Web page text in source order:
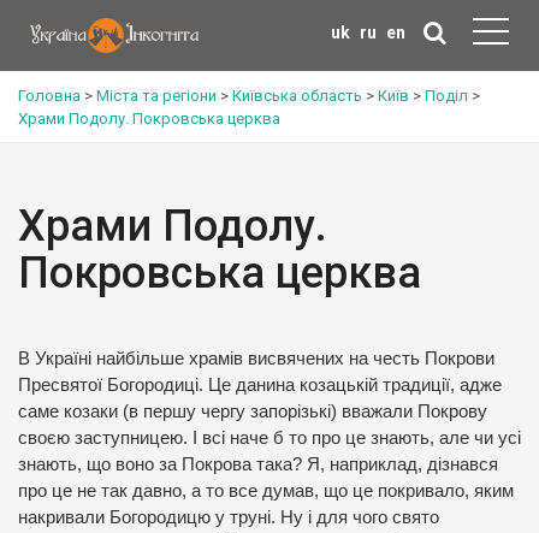
uk ru en
Головна > Міста та регіони > Київська область > Київ > Поділ >
Храми Подолу. Покровська церква
Храми Подолу.
Покровська церква
В Україні найбільше храмів висвячених на честь Покрови
Пресвятої Богородиці. Це данина козацькій традиції, адже
саме козаки (в першу чергу запорізькі) вважали Покрову
своєю заступницею. І всі наче б то про це знають, але чи усі
знають, що воно за Покрова така? Я, наприклад, дізнався
про це не так давно, а то все думав, що це покривало, яким
накривали Богородицю у труні. Ну і для чого свято